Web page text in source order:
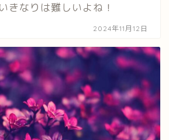
きなりは難しいよね！
2024年11月12日